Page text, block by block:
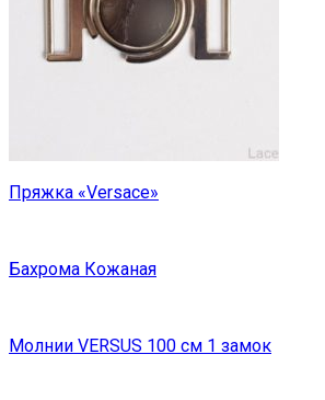
Пряжка «Versace»
Бахрома Кожаная
Молнии VERSUS 100 см 1 замок